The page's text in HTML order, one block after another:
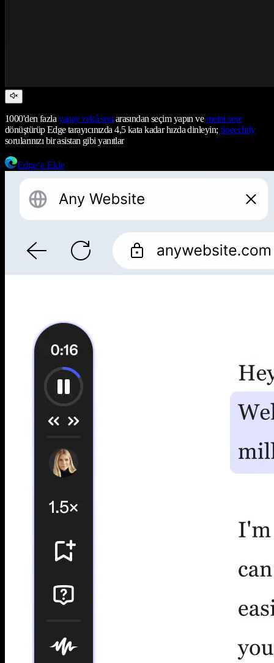
1000'den fazla yapay zekâ sesi arasından seçim yapın vemetni sese
dönüştürüp Edge tarayıcınızda 4,5 kata kadar hızda dinleyin; Speechify
sorularınızı bir asistan gibi yanıtlar
Edge’e Ekle